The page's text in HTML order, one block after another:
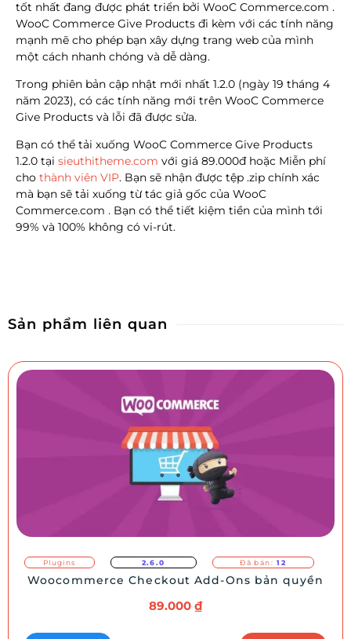
tốt nhất đang được phát triển bởi WooC Commerce.com .
WooC Commerce Give Products đi kèm với các tính năng
mạnh mẽ cho phép bạn xây dựng trang web của mình
một cách nhanh chóng và dễ dàng.
Trong phiên bản cập nhật mới nhất 1.2.0 (ngày 19 tháng 4
năm 2023), có các tính năng mới trên WooC Commerce
Give Products và lỗi đã được sửa.
Bạn có thể tải xuống WooC Commerce Give Products
1.2.0 tại sieuthitheme.com với giá 89.000đ hoặc Miễn phí
cho thành viên VIP. Bạn sẽ nhận được tệp .zip chính xác
mà bạn sẽ tải xuống từ tác giả gốc của WooC
Commerce.com . Bạn có thể tiết kiệm tiền của mình tới
99% và 100% không có vi-rút.
Sản phẩm liên quan
Plugins 2.6.0 Đã bán: 12
Woocommerce Checkout Add-Ons bản quyền
89.000 ₫